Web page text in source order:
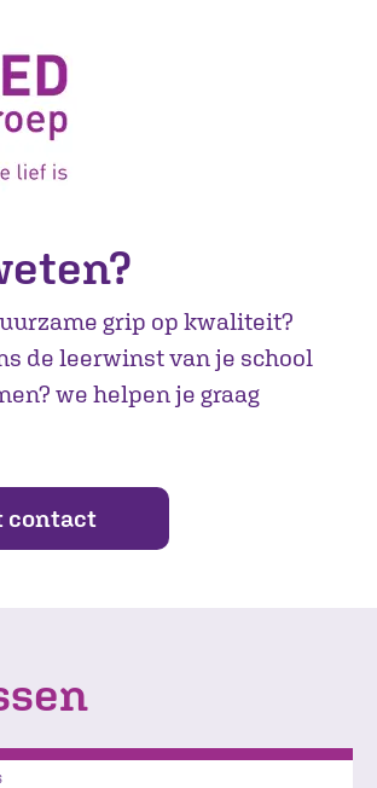
grip op kwaliteit?
de leerwinst van je school
we helpen je graag
contact